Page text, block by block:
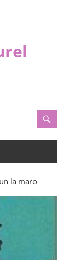
la maro